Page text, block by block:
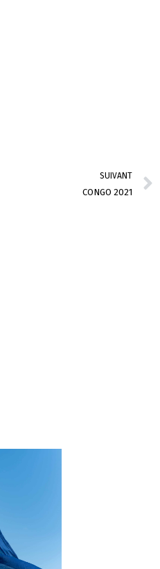
SUIVANT
CONGO 2021